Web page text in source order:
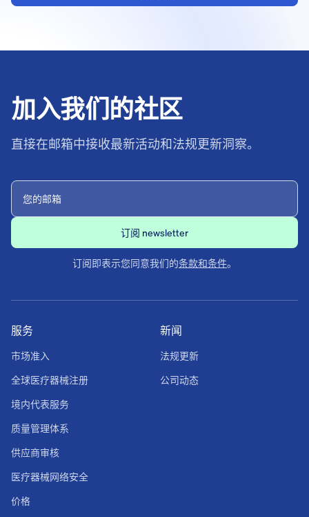
加入我们的社区
直接在邮箱中接收最新活动和法规更新洞察。
订阅即表示您同意我们的条款和条件。
新闻
法规更新
公司动态
服务
市场准入
全球医疗器械注册
境内代表服务
质量管理体系
供应商审核
医疗器械网络安全
价格